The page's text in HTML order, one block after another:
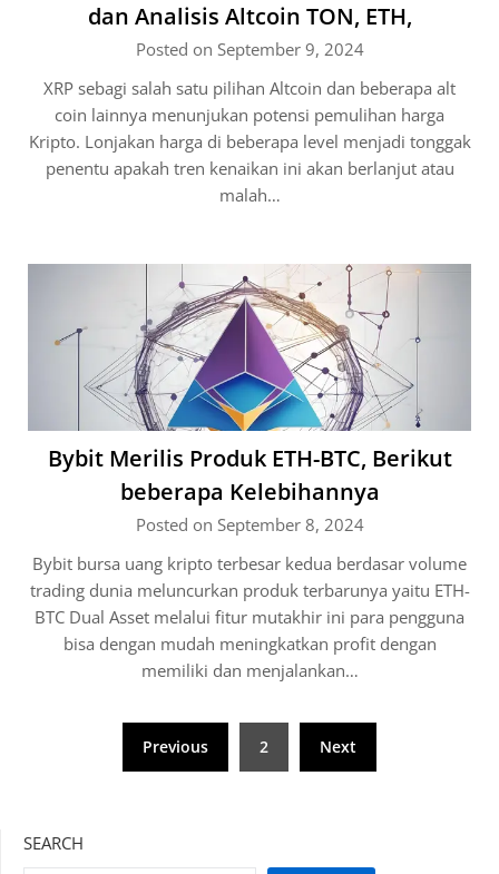
dan Analisis Altcoin TON, ETH,
Posted on September 9, 2024
XRP sebagi salah satu pilihan Altcoin dan beberapa alt
coin lainnya menunjukan potensi pemulihan harga
Kripto. Lonjakan harga di beberapa level menjadi tonggak
penentu apakah tren kenaikan ini akan berlanjut atau
malah…
Bybit Merilis Produk ETH-BTC, Berikut
beberapa Kelebihannya
Posted on September 8, 2024
Bybit bursa uang kripto terbesar kedua berdasar volume
trading dunia meluncurkan produk terbarunya yaitu ETH-
BTC Dual Asset melalui fitur mutakhir ini para pengguna
bisa dengan mudah meningkatkan profit dengan
memiliki dan menjalankan…
pagination
Previous 2 Next
SEARCH